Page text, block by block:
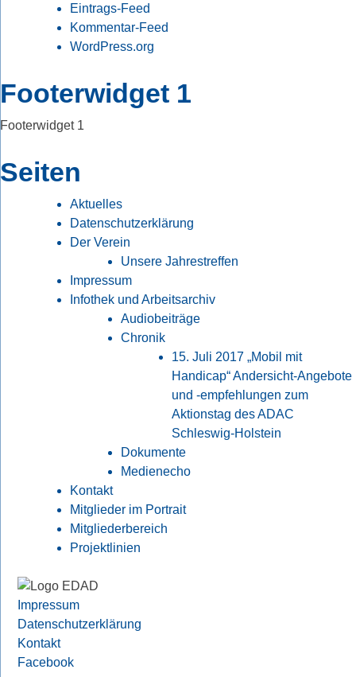
Eintrags-Feed
Kommentar-Feed
WordPress.org
Footerwidget 1
Footerwidget 1
Seiten
Aktuelles
Datenschutzerklärung
Der Verein
Unsere Jahrestreffen
Impressum
Infothek und Arbeitsarchiv
Audiobeiträge
Chronik
15. Juli 2017 „Mobil mit
Handicap“ Andersicht-Angebote
und -empfehlungen zum
Aktionstag des ADAC
Schleswig-Holstein
Dokumente
Medienecho
Kontakt
Mitglieder im Portrait
Mitgliederbereich
Projektlinien
Impressum
Datenschutzerklärung
Kontakt
Facebook